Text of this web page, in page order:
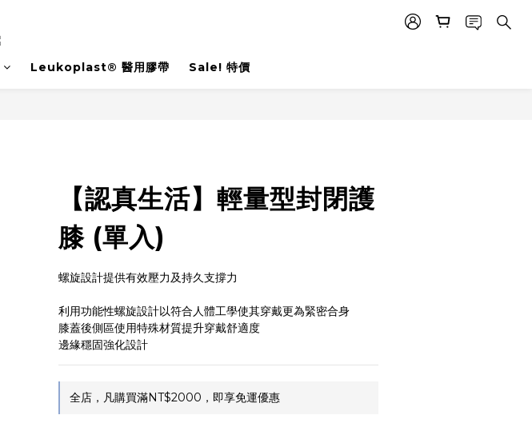
Leukoplast® 醫用膠帶 Sale! 特價
【認真生活】輕量型封閉護
膝 (單入)
螺旋設計提供有效壓力及持久支撐力
利用功能性螺旋設計以符合人體工學使其穿戴更為緊密合身
膝蓋後側區使用特殊材質提升穿戴舒適度
邊緣穩固強化設計
全店，凡購買滿NT$2000，即享免運優惠